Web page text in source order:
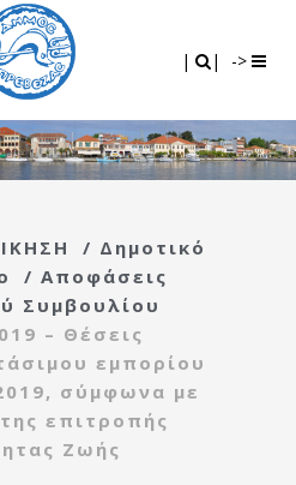
| | ->
/ Δημοτικό
/ Αποφάσεις
Συμβουλίου
– Θέσεις
εμπορίου
σύμφωνα με
επιτροπής
Ζωής